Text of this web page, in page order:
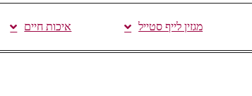
מגזין לייף סטייל איכות חיים